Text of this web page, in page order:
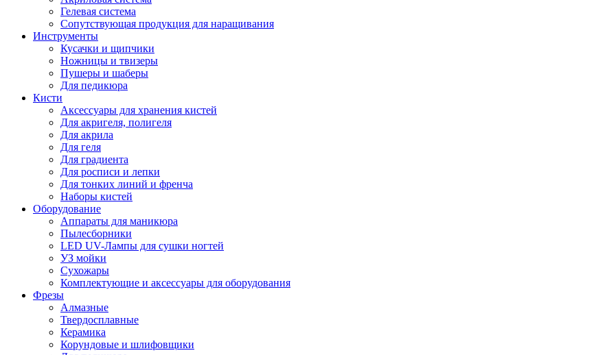
Гелевая система
Сопутствующая продукция для наращивания
Инструменты
Кусачки и щипчики
Ножницы и твизеры
Пушеры и шаберы
Для педикюра
Кисти
Аксессуары для хранения кистей
Для акригеля, полигеля
Для акрила
Для геля
Для градиента
Для росписи и лепки
Для тонких линий и френча
Наборы кистей
Оборудование
Аппараты для маникюра
Пылесборники
LED UV-Лампы для сушки ногтей
УЗ мойки
Сухожары
Комплектующие и аксессуары для оборудования
Фрезы
Алмазные
Твердосплавные
Керамика
Корундовые и шлифовщики